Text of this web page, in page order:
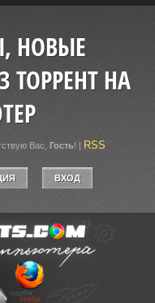
НОВЫЕ
ТОРРЕНТ НА
Вас Гость! | RSS
ВХОД